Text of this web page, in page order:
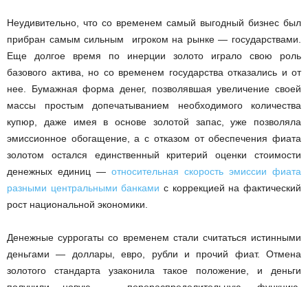
Неудивительно, что со временем самый выгодный бизнес был
прибран самым сильным игроком на рынке — государствами.
Еще долгое время по инерции золото играло свою роль
базового актива, но со временем государства отказались и от
нее. Бумажная форма денег, позволявшая увеличение своей
массы простым допечатыванием необходимого количества
купюр, даже имея в основе золотой запас, уже позволяла
эмиссионное обогащение, а с отказом от обеспечения фиата
золотом остался единственный критерий оценки стоимости
денежных единиц — относительная скорость эмиссии фиата
разными центральными банками с коррекцией на фактический
рост национальной экономики.
Денежные суррогаты со временем стали считаться истинными
деньгами — доллары, евро, рубли и прочий фиат. Отмена
золотого стандарта узаконила такое положение, и деньги